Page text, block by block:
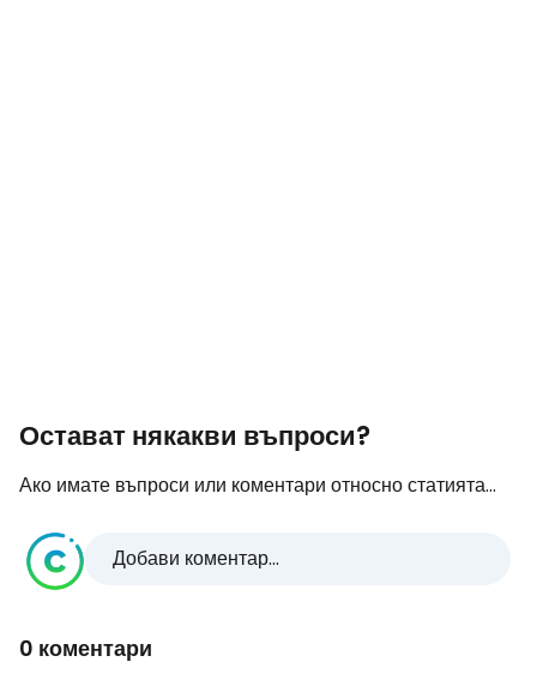
Остават някакви въпроси?
Ако имате въпроси или коментари относно статията...
Добави коментар...
0 коментари